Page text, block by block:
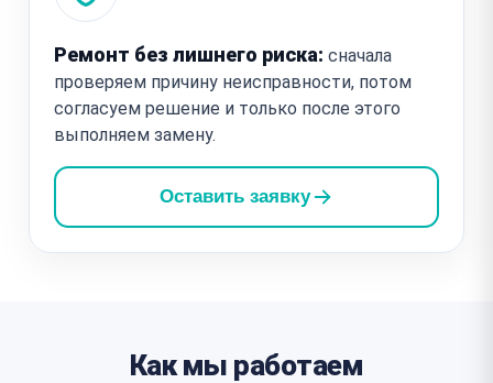
Ремонт без лишнего риска: сначала
проверяем причину неисправности, потом
согласуем решение и только после этого
выполняем замену.
Оставить заявку
Как мы работаем